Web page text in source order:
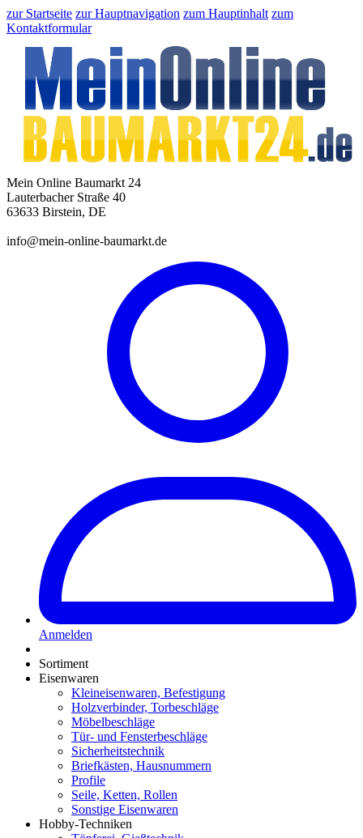
zur Startseite zur Hauptnavigation zum Hauptinhalt zum
Kontaktformular
Mein Online Baumarkt 24
Lauterbacher Straße 40
63633 Birstein, DE
info@mein-online-baumarkt.de
Anmelden
Sortiment
Eisenwaren
Kleineisenwaren, Befestigung
Holzverbinder, Torbeschläge
Möbelbeschläge
Tür- und Fensterbeschläge
Sicherheitstechnik
Briefkästen, Hausnummern
Profile
Seile, Ketten, Rollen
Sonstige Eisenwaren
Hobby-Techniken